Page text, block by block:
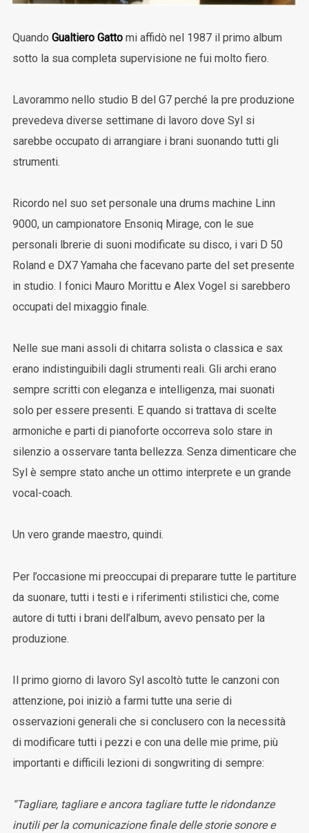
Quando Gualtiero Gattomi affidò nel 1987 il primo album
sotto la sua completa supervisione ne fui molto fiero.
Lavorammo nello studio B del G7 perché la pre produzione
prevedeva diverse settimane di lavoro dove Syl si
sarebbe occupato di arrangiare i brani suonando tutti gli
strumenti.
Ricordo nel suo set personale una drums machine Linn
9000, un campionatore Ensoniq Mirage, con le sue
personali lbrerie di suoni modificate su disco, i vari D 50
Roland e DX7 Yamaha che facevano parte del set presente
in studio. I fonici Mauro Morittu e Alex Vogel si sarebbero
occupati del mixaggio finale.
Nelle sue mani assoli di chitarra solista o classica e sax
erano indistinguibili dagli strumenti reali. Gli archi erano
sempre scritti con eleganza e intelligenza, mai suonati
solo per essere presenti. E quando si trattava di scelte
armoniche e parti di pianoforte occorreva solo stare in
silenzio a osservare tanta bellezza. Senza dimenticare che
Syl è sempre stato anche un ottimo interprete e un grande
vocal-coach.
Un vero grande maestro, quindi.
Per l’occasione mi preoccupai di preparare tutte le partiture
da suonare, tutti i testi e i riferimenti stilistici che, come
autore di tutti i brani dell’album, avevo pensato per la
produzione.
Il primo giorno di lavoro Syl ascoltò tutte le canzoni con
attenzione, poi iniziò a farmi tutte una serie di
osservazioni generali che si conclusero con la necessità
di modificare tutti i pezzi e con una delle mie prime, più
importanti e difficili lezioni di songwriting di sempre:
“Tagliare, tagliare e ancora tagliare tutte le ridondanze
inutili per la comunicazione finale delle storie sonore e